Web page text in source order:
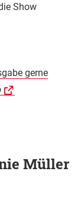
Show
gerne
Müller